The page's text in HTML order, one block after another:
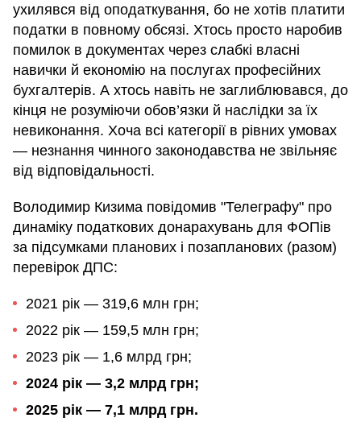
ухилявся від оподаткування, бо не хотів платити
податки в повному обсязі. Хтось просто наробив
помилок в документах через слабкі власні
навички й економію на послугах професійних
бухгалтерів. А хтось навіть не заглиблювався, до
кінця не розуміючи обов’язки й наслідки за їх
невиконання. Хоча всі категорії в рівних умовах
— незнання чинного законодавства не звільняє
від відповідальності.
Володимир Кизима повідомив "Телеграфу" про
динаміку податкових донарахувань для ФОПів
за підсумками планових і позапланових (разом)
перевірок ДПС:
2021 рік — 319,6 млн грн;
2022 рік — 159,5 млн грн;
2023 рік — 1,6 млрд грн;
2024 рік — 3,2 млрд грн;
2025 рік — 7,1 млрд грн.